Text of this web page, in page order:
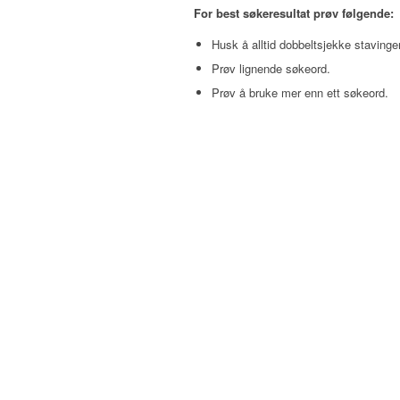
For best søkeresultat prøv følgende:
Husk å alltid dobbeltsjekke
Prøv lignende søkeord.
Prøv å bruke mer enn ett søkeord.